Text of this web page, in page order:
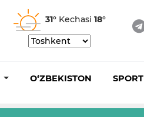
31° Kechasi 18°
O‘ZBEKISTON SPORT